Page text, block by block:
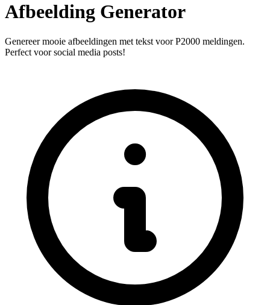
Afbeelding Generator
Genereer mooie afbeeldingen met tekst voor P2000 meldingen.
Perfect voor social media posts!